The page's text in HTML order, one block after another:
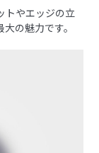
トやエッジの立
の魅力です。